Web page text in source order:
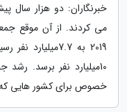
می کردند. از آن موقع
10میلیارد نفر برسد.
خصوص برای کشور هایی که